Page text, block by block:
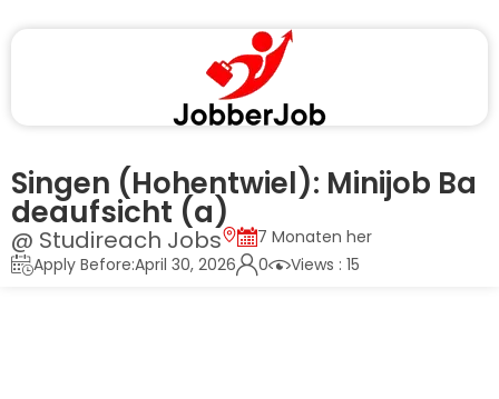
Singen (Hohentwiel): Minijob Ba
deaufsicht (a)
@ Studireach Jobs
7 Monaten her
Apply Before:April 30, 2026
0 Views : 15